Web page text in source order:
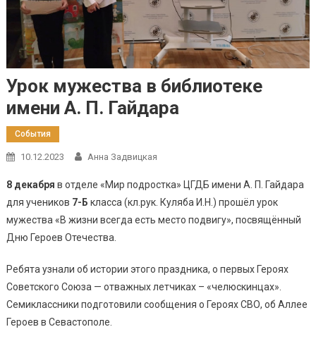
Урок мужества в библиотеке
имени А. П. Гайдара
События
10.12.2023 Анна Задвицкая
8 декабря в отделе «Мир подростка» ЦГДБ имени А. П. Гайдара
для учеников 7-Б класса (кл.рук. Куляба И.Н.) прошёл урок
мужества «В жизни всегда есть место подвигу», посвящённый
Дню Героев Отечества.
Ребята узнали об истории этого праздника, о первых Героях
Советского Союза — отважных летчиках – «челюскинцах».
Семиклассники подготовили сообщения о Героях СВО, об Аллее
Героев в Севастополе.